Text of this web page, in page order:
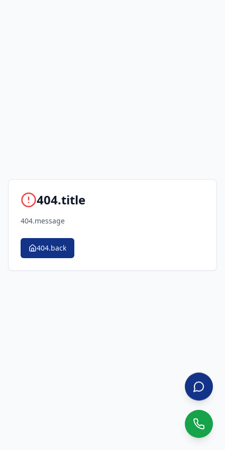
404.title
404.message
404.back